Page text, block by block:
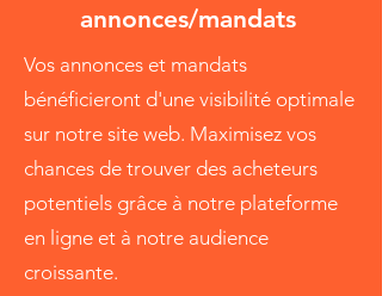
annonces/mandats
Vos annonces et mandats
bénéficieront d'une visibilité optimale
sur notre site web. Maximisez vos
chances de trouver des acheteurs
potentiels grâce à notre plateforme
en ligne et à notre audience
croissante.